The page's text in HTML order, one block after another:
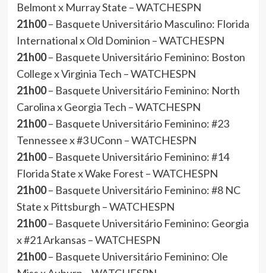
Belmont x Murray State – WATCHESPN
21h00– Basquete Universitário Masculino: Florida
International x Old Dominion – WATCHESPN
21h00– Basquete Universitário Feminino: Boston
College x Virginia Tech – WATCHESPN
21h00– Basquete Universitário Feminino: North
Carolina x Georgia Tech – WATCHESPN
21h00– Basquete Universitário Feminino: #23
Tennessee x #3 UConn – WATCHESPN
21h00– Basquete Universitário Feminino: #14
Florida State x Wake Forest – WATCHESPN
21h00– Basquete Universitário Feminino: #8 NC
State x Pittsburgh – WATCHESPN
21h00– Basquete Universitário Feminino: Georgia
x #21 Arkansas – WATCHESPN
21h00– Basquete Universitário Feminino: Ole